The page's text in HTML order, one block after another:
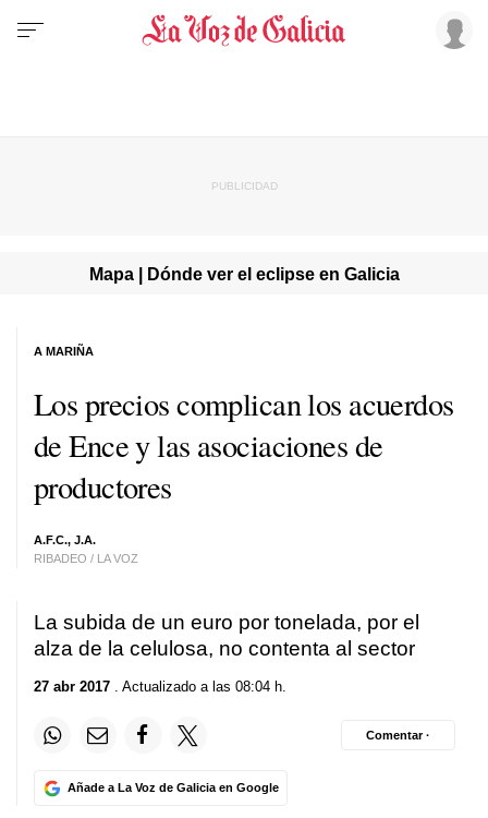
Mapa | Dónde ver el eclipse en Galicia
Los precios complican los acuerdos
de Ence y las asociaciones de
productores
A.F.C., J.A.
RIBADEO / LA VOZ
A MARIÑA
La subida de un euro por tonelada, por el
alza de la celulosa, no contenta al sector
27 abr 2017 . Actualizado a las 08:04 h.
Añade a La Voz de Galicia en Google
Comentar ·